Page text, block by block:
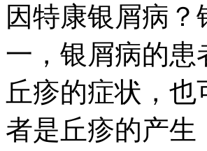
因特康银屑病
一，银屑病的
丘疹的症状，
者是丘疹的产